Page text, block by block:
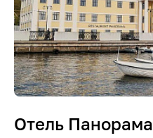
Отель Панорама